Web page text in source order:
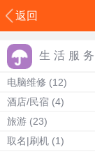
返回
生活服务
电脑维修 (12)
酒店/民宿 (4)
旅游 (23)
取名|刷机 (1)